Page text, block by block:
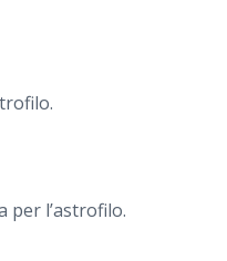
per l’astrofilo.